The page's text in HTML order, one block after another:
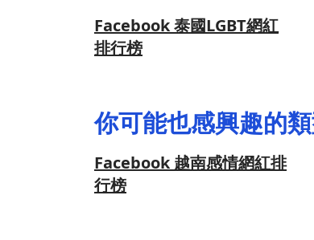
Facebook 泰國LGBT網紅
排行榜
你可能也感興趣的
Facebook 越南感情網紅排
行榜